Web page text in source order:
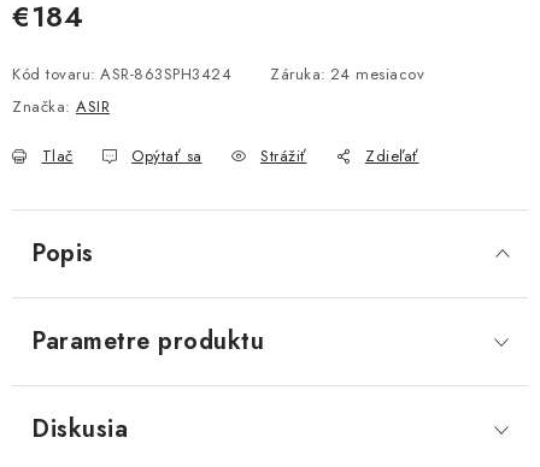
€184
Kód tovaru: ASR-863SPH3424 Záruka: 24 mesiacov
Značka: ASIR
Tlač Opýtať sa Strážiť Zdieľať
Popis
Parametre produktu
Diskusia